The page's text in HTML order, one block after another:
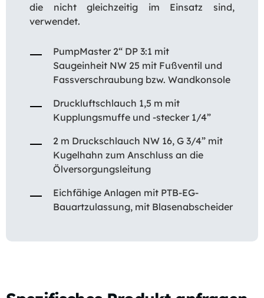
die nicht gleichzeitig im Einsatz sind,
verwendet.
PumpMaster 2“ DP 3:1 mit
Saugeinheit NW 25 mit Fußventil und
Fassverschraubung bzw. Wandkonsole
Druckluftschlauch 1,5 m mit
Kupplungsmuffe und -stecker 1/4”
2 m Druckschlauch NW 16, G 3/4” mit
Kugelhahn zum Anschluss an die
Ölversorgungsleitung
Eichfähige Anlagen mit PTB-EG-
Bauartzulassung, mit Blasenabscheider